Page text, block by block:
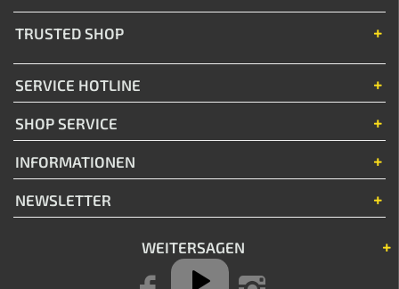
Trusted Shop
Service Hotline
Shop Service
Informationen
Newsletter
Weitersagen